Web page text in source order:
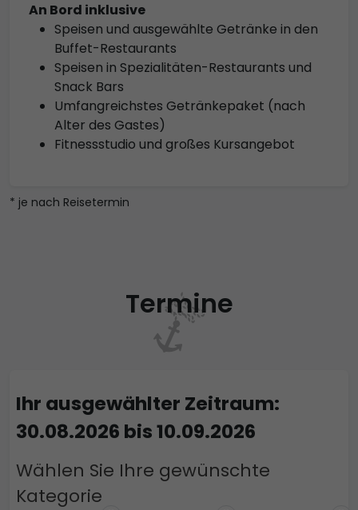
An Bord inklusive
Speisen und ausgewählte Getränke in den
Buffet-Restaurants
Speisen in Spezialitäten-Restaurants und
Snack Bars
Umfangreichstes Getränkepaket (nach
Alter des Gastes)
Fitnessstudio und großes Kursangebot
* je nach Reisetermin
Termine
Ihr ausgewählter Zeitraum:
30.08.2026 bis 10.09.2026
Wählen Sie Ihre gewünschte
Kategorie